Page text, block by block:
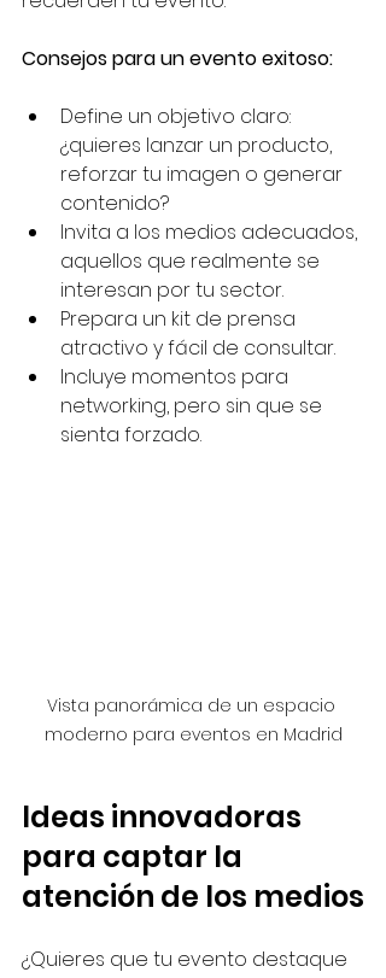
Consejos para un evento exitoso:
Define un objetivo claro:
¿quieres lanzar un producto,
reforzar tu imagen o generar
contenido?
Invita a los medios adecuados,
aquellos que realmente se
interesan por tu sector.
Prepara un kit de prensa
atractivo y fácil de consultar.
Incluye momentos para
networking, pero sin que se
sienta forzado.
Vista panorámica de un espacio
moderno para eventos en Madrid
Ideas innovadoras
para captar la
atención de los medios
¿Quieres que tu evento destaque